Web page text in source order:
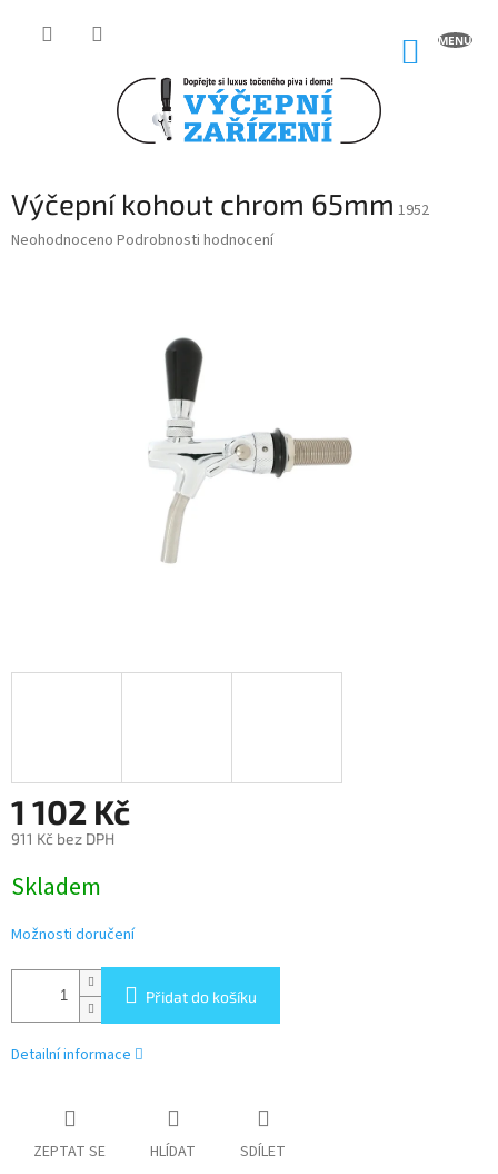
Výčepní kohout chrom 65mm 1952
Průměrné
Neohodnoceno Podrobnosti hodnocení
1 102 Kč
911 Kč bez DPH
cena:
Skladem
Možnosti doručení
Přidat do košíku
Detailní informace
ZEPTAT SE HLÍDAT SDÍLET